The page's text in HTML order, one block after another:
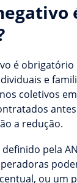
é
e
coletivos
a redução.
pela
ou um